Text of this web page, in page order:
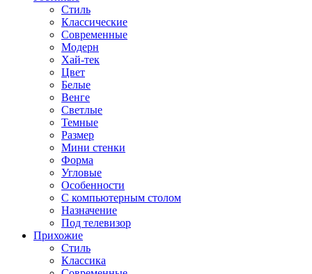
Стиль
Классические
Современные
Модерн
Хай-тек
Цвет
Белые
Венге
Светлые
Темные
Размер
Мини стенки
Форма
Угловые
Особенности
С компьютерным столом
Назначение
Под телевизор
Прихожие
Стиль
Классика